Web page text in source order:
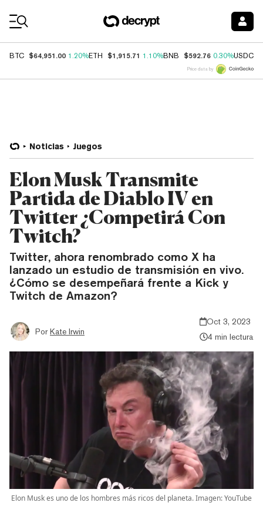
BTC $64,951.00 1.20%ETH $1,915.71 1.10%BNB $592.76 0.30%USDC
Price data by
Noticias Juegos
Elon Musk Transmite
Partida de Diablo IV en
Twitter ¿Competirá Con
Twitch?
Twitter, ahora renombrado como X ha
lanzado un estudio de transmisión en vivo.
¿Cómo se desempeñará frente a Kick y
Twitch de Amazon?
Por Kate Irwin
Oct 3, 2023
4 min lectura
Elon Musk es uno de los hombres más ricos del planeta. Imagen: YouTube